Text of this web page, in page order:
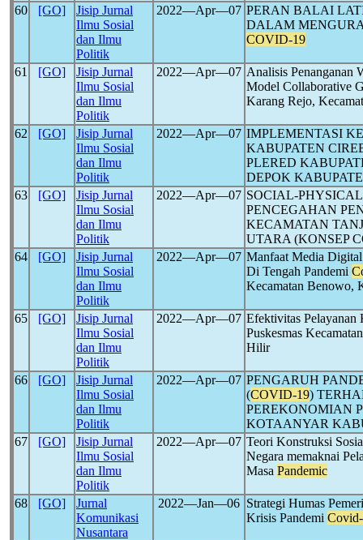
60
[GO]
Jisip Jurnal
Ilmu Sosial
dan Ilmu
Politik
2022―Apr―07 PERAN BALAI
DALAM
COVID-19
61 [GO]
Jisip Jurnal
Ilmu Sosial
dan Ilmu
Politik
2022―Apr―07 Analisis Penanganan
Model Collaborative
Karang Rejo,
62 [GO]
Jisip Jurnal
Ilmu Sosial
dan Ilmu
Politik
2022―Apr―07 IMPLEMENTASI
KABUPATEN
PLERED
DEPOK
63
[GO]
Jisip Jurnal
Ilmu Sosial
dan Ilmu
Politik
2022―Apr―07 SOCIAL-
PENCEGAHAN
KECAMATAN
UTARA (KONSEP
64
[GO]
Jisip Jurnal
Ilmu Sosial
dan Ilmu
Politik
2022―Apr―07 Manfaat Media
Di Tengah Pandemi
Kecamatan Benowo,
65 [GO]
Jisip Jurnal
Ilmu Sosial
dan Ilmu
Politik
2022―Apr―07 Efektivitas Pelayanan
Puskesmas
Hilir
66 [GO]
Jisip Jurnal
Ilmu Sosial
dan Ilmu
Politik
2022―Apr―07 PENGARUH
(COVID-19)
PEREKONOMIAN
KOTAANYAR
67
[GO]
Jisip Jurnal
Ilmu Sosial
dan Ilmu
Politik
2022―Apr―07 Teori Konstruksi
Negara memaknai
Masa Pandemic
68 [GO]
Jurnal
Komunikasi
Nusantara
2022―Jan―06 Strategi Humas
Krisis Pandemi